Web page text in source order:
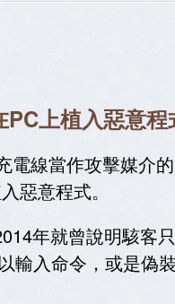
上植入惡意程
線當作攻擊媒介
惡意程式。
年就曾說明駭客
輸入命令，或是偽